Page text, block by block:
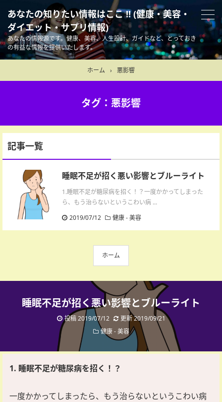
あなたの知りたい情報はここ !! (健康・美容・
ダイエット・サプリ情報)
あなたの情報源です。健康、美容、人生設計、ガイドなど、とっておき
の有益な情報を提供いたします。
ホーム › 悪影響
タグ：悪影響
記事一覧
睡眠不足が招く悪い影響とブルーライト
1.睡眠不足が糖尿病を招く！？一度かかってしまった
ら、もう治らないというこわい病 ...
2019/07/12
健康-美容
ホーム
睡眠不足が招く悪い影響とブルーライト
投稿 2019/07/12
更新 2019/09/21
健康-美容
1. 睡眠不足が糖尿病を招く！？
一度かかってしまったら、もう治らないというこわい病